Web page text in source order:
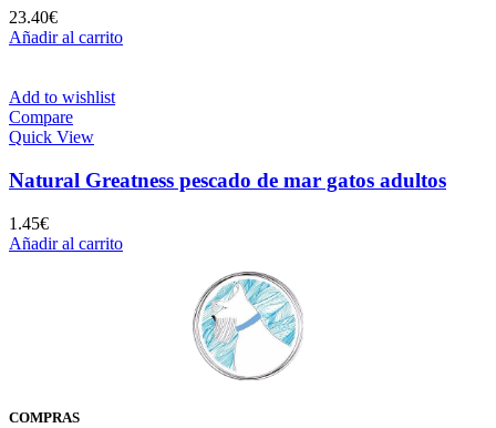
23.40€
Añadir al carrito
Add to wishlist
Compare
Quick View
Natural Greatness pescado de mar gatos adultos
1.45€
Añadir al carrito
COMPRAS